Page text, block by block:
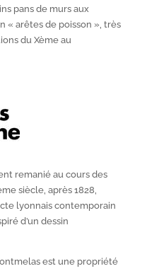
pans de murs aux
« arêtes de poisson », très
du Xèmeau
remanié au cours des
siècle, après 1828,
lyonnais contemporain
d’un dessin
est une propriété